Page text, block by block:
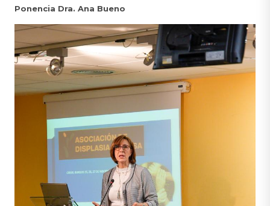
Ponencia Dra. Ana Bueno